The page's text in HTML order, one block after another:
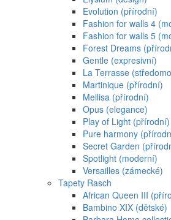
Evolution (přírodní)
Fashion for walls 4
Fashion for walls 5
Forest Dreams
Gentle (expresivní)
La Terrasse
Martinique (přírodní)
Mellisa (přírodní)
Opus (elegance)
Play of Light (přírodní)
Pure harmony
Secret Garden
Spotlight (moderní)
Versailles (zámecké)
Tapety Rasch
African Queen III
Bambino XIX (dětské)